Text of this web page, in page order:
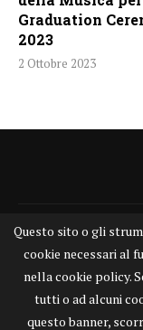
Graduation
2023
2 Ottobre 2023
Home Chi
KONGnews
Alcune delle foto
Questo sito o gli
cookie necessari al
nella cookie policy.
tutti o ad alcuni
questo banner,